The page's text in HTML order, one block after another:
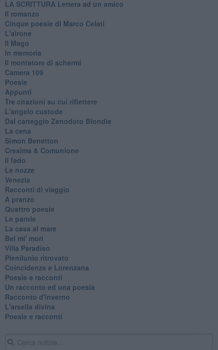
​LA SCRITTURA Lettera ad un amico
Il romanzo
Cinque poesie di Marco Celati
L'airone
Il Mago
In memoria
Il montatore di schermi
Camera 109
Poesie
Appunti
Tre citazioni su cui riflettere
L'angelo custode
Dal carteggio Zenodoto Blondie
La cena
Simon Benetton
Cresima & Comunione
Il fado
Le nozze
Venezia
Racconti di viaggio
A pranzo
Quattro poesie
Le parole
La casa al mare
Bel mi' morì
Villa Paradiso
Plenilunio ritrovato
Coincidenze e Lorenzana
Poesie e racconti
Un racconto ed una poesia
Racconto d'inverno
​L'arsella divina
Poesie e racconti